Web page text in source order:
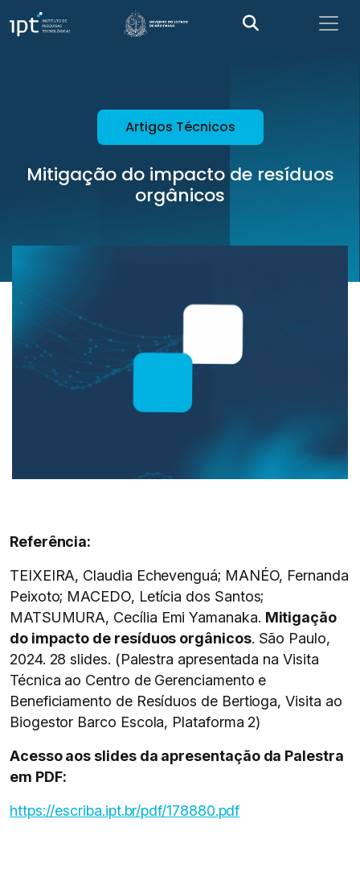
Artigos Técnicos
Mitigação do impacto de resíduos
orgânicos
Referência:
TEIXEIRA, Claudia Echevenguá; MANÉO, Fernanda
Peixoto; MACEDO, Letícia dos Santos;
MATSUMURA, Cecília Emi Yamanaka. Mitigação
do impacto de resíduos orgânicos. São Paulo,
2024. 28 slides. (Palestra apresentada na Visita
Técnica ao Centro de Gerenciamento e
Beneficiamento de Resíduos de Bertioga, Visita ao
Biogestor Barco Escola, Plataforma 2)
Acesso aos slides da apresentação da Palestra
em PDF:
https://escriba.ipt.br/pdf/178880.pdf